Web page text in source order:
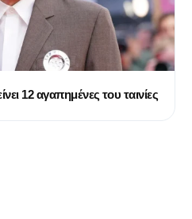
12 αγαπημένες του ταινίες